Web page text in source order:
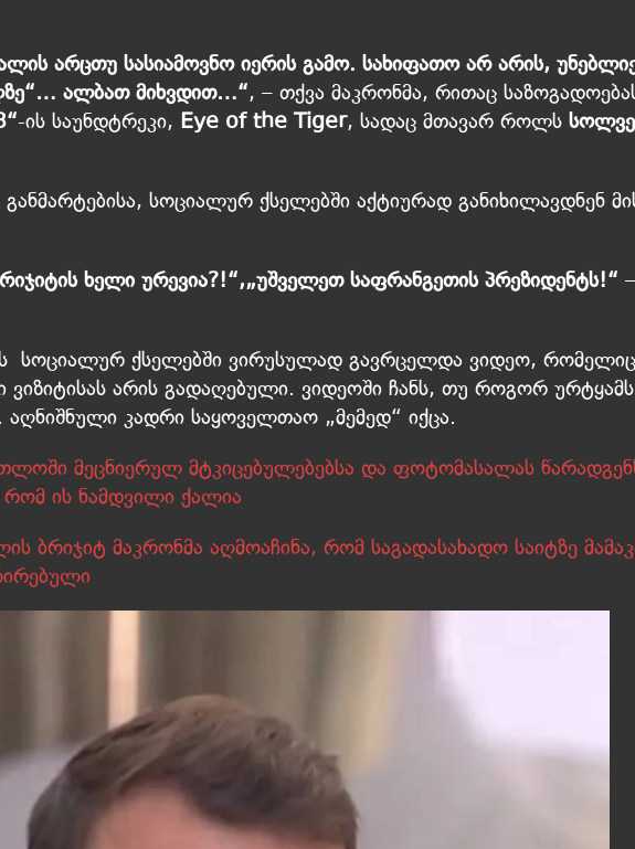
არცთუ სასიამოვნო იერის გამო. სახიფათო არ არის,
ალბათ მიხვდით…“, – თქვა მაკრონმა, რითაც
-ის საუნდტრეკი, Eye of the Tiger, სადაც მთავარ როლს
განმარტებისა, სოციალურ ქსელებში აქტიურად განიხილავდნენ
ხელი ურევია?!“,„უშველეთ საფრანგეთის პრეზიდენტს!“ –
სოციალურ ქსელებში ვირუსულად გავრცელდა ვიდეო, რომელიც
ვიზიტისას არის გადაღებული. ვიდეოში ჩანს, თუ როგორ ურტყამს
აღნიშნული კადრი საყოველთაო „მემედ“ იქცა.
მეცნიერულ მტკიცებულებებსა და ფოტომასალას
ის ნამდვილი ქალია
ბრიჯიტ მაკრონმა აღმოაჩინა, რომ საგადასახადო საიტზე